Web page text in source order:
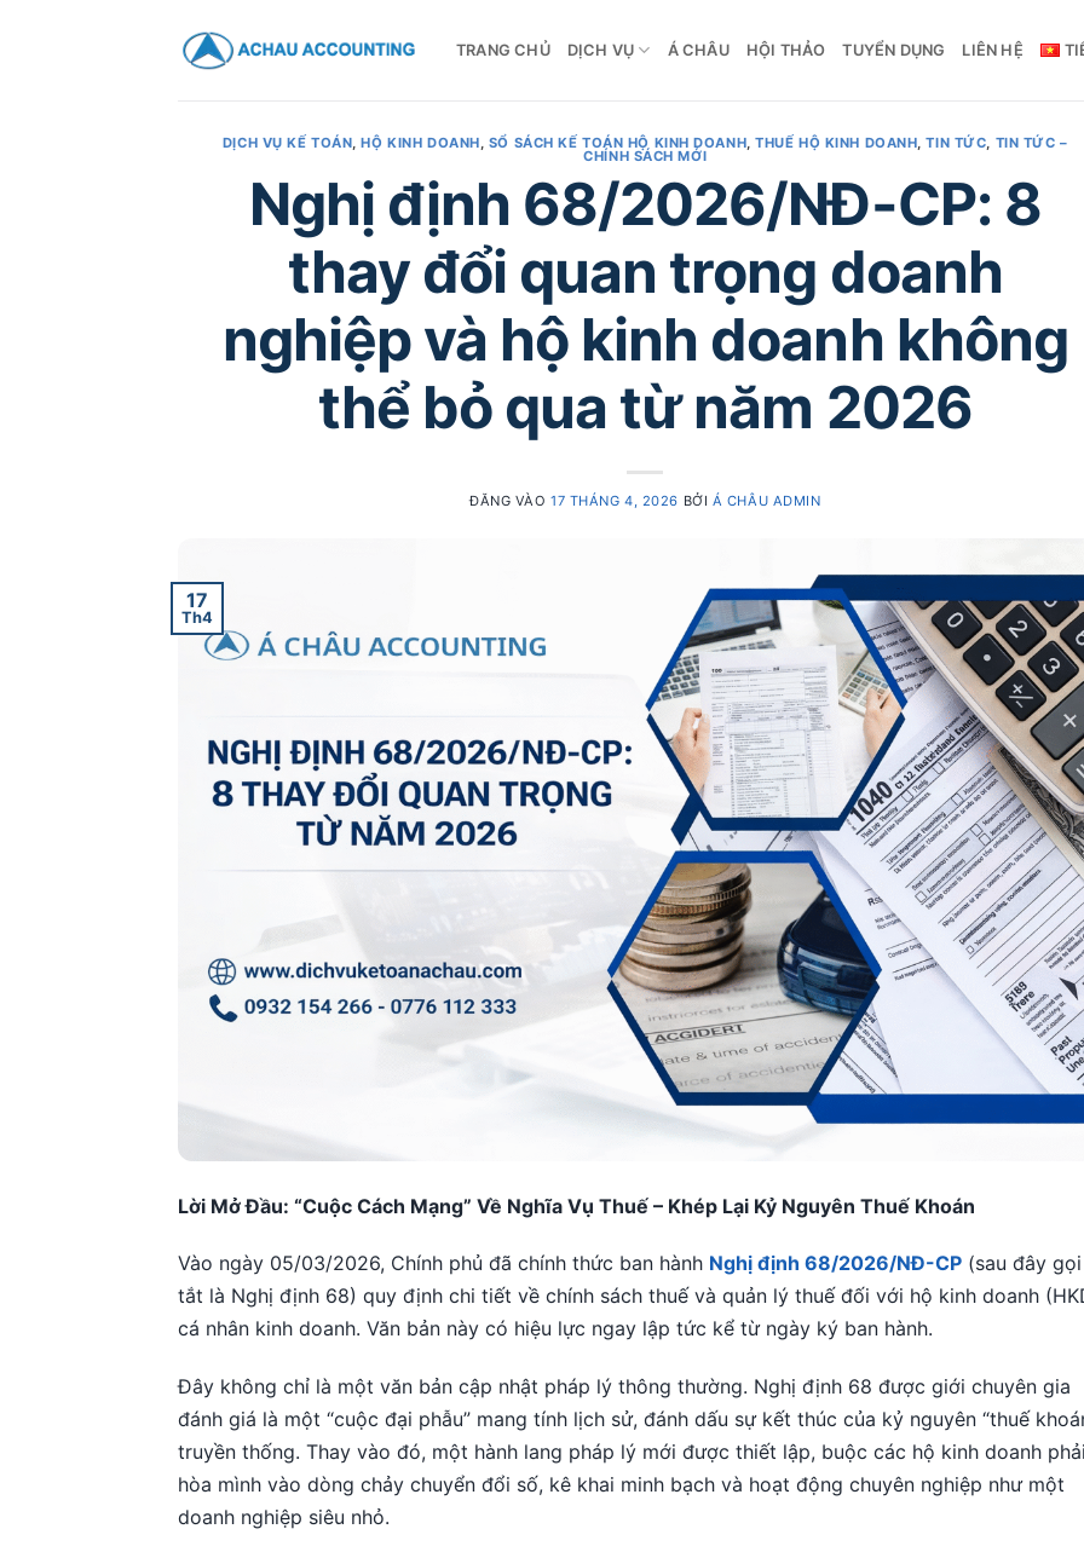
TRANG CHỦ DỊCH VỤ Á CHÂU HỘI THẢO TUYỂN DỤNG LIÊN HỆ
DỊCH VỤ KẾ TOÁN,HỘ KINH DOANH, SỔ SÁCH KẾ TOÁN HỘ KINH DOANH,THUẾ HỘ KINH DOANH,TIN TỨC, TIN TỨC –
CHÍNH SÁCH MỚI
Nghị định 68/2026/NĐ-CP: 8
thay đổi quan trọng doanh
nghiệp và hộ kinh doanh không
thể bỏ qua từ năm 2026
ĐĂNG VÀO17 THÁNG 4, 2026 BỞI Á CHÂU ADMIN
17
Th4
Lời Mở Đầu: “Cuộc Cách Mạng” Về Nghĩa Vụ Thuế – Khép Lại Kỷ Nguyên Thuế Khoán
Vào ngày 05/03/2026, Chính phủ đã chính thức ban hành Nghị định 68/2026/NĐ-CP (sau đây gọi
tắt là Nghị định 68) quy định chi tiết về chính sách thuế và quản lý thuế đối với hộ kinh doanh
cá nhân kinh doanh. Văn bản này có hiệu lực ngay lập tức kể từ ngày ký ban hành.
Đây không chỉ là một văn bản cập nhật pháp lý thông thường. Nghị định 68 được giới chuyên gia
đánh giá là một “cuộc đại phẫu” mang tính lịch sử, đánh dấu sự kết thúc của kỷ nguyên “thuế
truyền thống. Thay vào đó, một hành lang pháp lý mới được thiết lập, buộc các hộ kinh doanh
hòa mình vào dòng chảy chuyển đổi số, kê khai minh bạch và hoạt động chuyên nghiệp như một
doanh nghiệp siêu nhỏ.